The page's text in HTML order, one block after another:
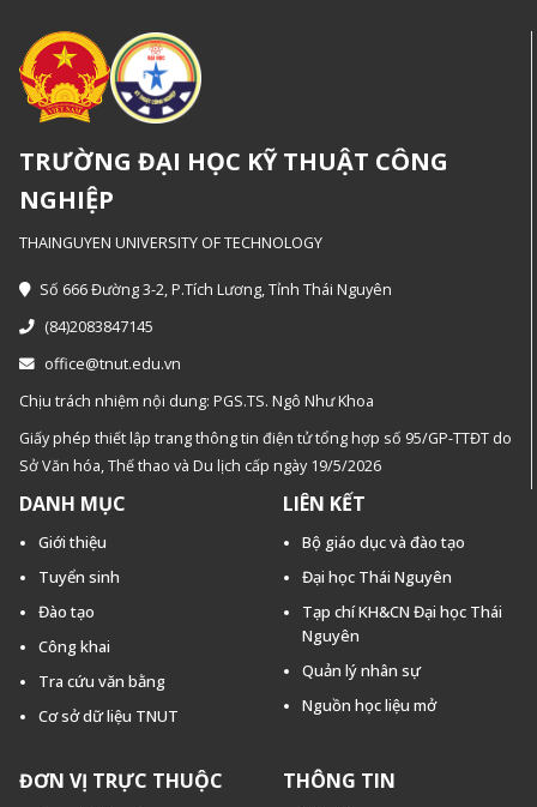
TRƯỜNG ĐẠI HỌC KỸ THUẬT CÔNG
NGHIỆP
THAINGUYEN UNIVERSITY OF TECHNOLOGY
Số 666 Đường 3-2, P.Tích Lương, Tỉnh Thái Nguyên
(84)2083847145
office@tnut.edu.vn
Chịu trách nhiệm nội dung: PGS.TS. Ngô Như Khoa
Giấy phép thiết lập trang thông tin điện tử tổng hợp số 95/GP-TTĐT do
Sở Văn hóa, Thế thao và Du lịch cấp ngày 19/5/2026
DANH MỤC
Giới thiệu
Tuyển sinh
Đào tạo
Công khai
Tra cứu văn bằng
Cơ sở dữ liệu TNUT
LIÊN KẾT
Bộ giáo dục và đào tạo
Đại học Thái Nguyên
Tạp chí KH&CN Đại học Thái
Nguyên
Quản lý nhân sự
Nguồn học liệu mở
ĐƠN VỊ TRỰC THUỘC THÔNG TIN